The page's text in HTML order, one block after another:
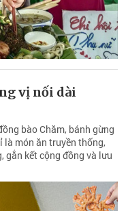
vị nối dài
bào Chăm, bánh gừng
là món ăn truyền thống,
gắn kết cộng đồng và lưu